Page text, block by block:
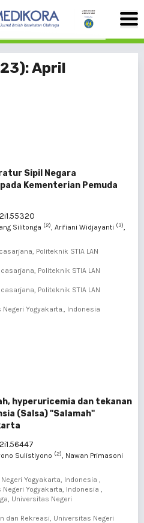
April
Sipil Negara
Kementerian Pemuda
Silitonga (2), Arifiani Widjayanti (3),
Politeknik STIA LAN
Politeknik STIA LAN
Politeknik STIA LAN
Yogyakarta., Indonesia
hyperuricemia dan tekanan
(Salsa) "Salamah"
Sulistiyono (2), Nawan Primasoni
Yogyakarta, Indonesia ,
Yogyakarta, Indonesia ,
Universitas Negeri
dan Rekreasi, Universitas Negeri